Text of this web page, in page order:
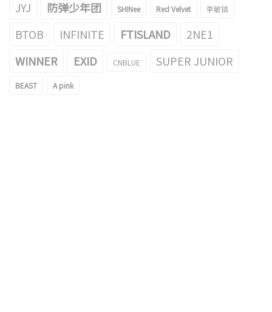
JYJ 防弹少年团 SHINee Red Velvet 李敏镐
BTOB INFINITE FTISLAND
2NE1
WINNER
EXID CNBLUE SUPER JUNIOR
BEAST A pink